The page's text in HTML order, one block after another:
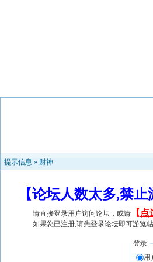
提示信息 » 财神
【论坛人数太多,禁
请直接登录用户访问论坛，或请 【 点
如果您已注册,请先登录论坛即可游览
登录
用